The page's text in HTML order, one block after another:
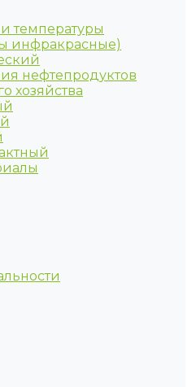
температуры
инфракрасные)
нефтепродуктов
хозяйства